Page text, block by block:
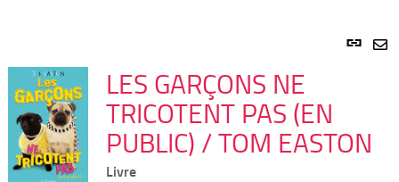
Lien
LES GARÇONS NE
TRICOTENT PAS (EN
PUBLIC) / TOM EASTON
Livre